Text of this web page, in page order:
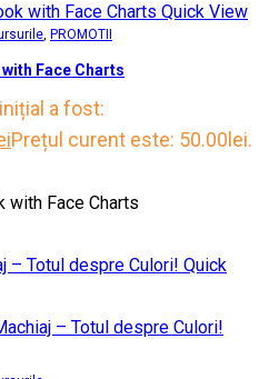
Quick View
, PROMOTII
Face Charts
a fost:
Prețul curent este: 50.00lei.
with Face Charts
Quick